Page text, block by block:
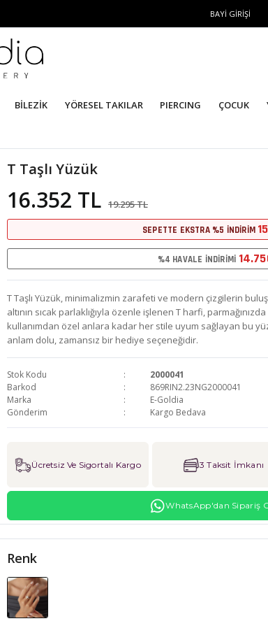
BAYİ GİRİŞİ
BİLEZİK YÖRESEL TAKILAR PIERCING ÇOCUK
T Taşlı Yüzük
16.352 TL 19.295 TL
SEPETTE EKSTRA %5 İNDİRİM
%4 HAVALE İNDİRİMİ
T Taşlı Yüzük, minimalizmin zarafeti ve modern çizgilerin
altının sıcak parlaklığıyla özenle işlenen T harfi,
kullanımdan özel anlara kadar her stile uyum sağlayan bu
anlam dolu, zamansız bir hediye seçeneğidir.
Stok Kodu
2000041
Barkod
869RIN2.23NG2000041
Marka
E-Goldia
Gönderim
Kargo Bedava
Ücretsiz Ve Sigortalı Kargo 3 Taksit İmkanı
WhatsApp'dan Sipariş
Renk